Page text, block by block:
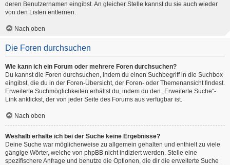
deren Benutzernamen eingibst. An gleicher Stelle kannst du sie auch wieder
von den Listen entfernen.
Nach oben
Die Foren durchsuchen
Wie kann ich ein Forum oder mehrere Foren durchsuchen?
Du kannst die Foren durchsuchen, indem du einen Suchbegriff in die Suchbox
eingibst, die du in der Foren-Übersicht, der Foren- oder Themenansicht findest.
Erweiterte Suchmöglichkeiten erhältst du, indem du den „Erweiterte Suche“-
Link anklickst, der von jeder Seite des Forums aus verfügbar ist.
Nach oben
Weshalb erhalte ich bei der Suche keine Ergebnisse?
Deine Suche war möglicherweise zu allgemein gehalten und enthielt zu viele
gängige Wörter, welche von phpBB nicht indiziert werden. Stelle eine
spezifischere Anfrage und benutze die Optionen, die dir die erweiterte Suche